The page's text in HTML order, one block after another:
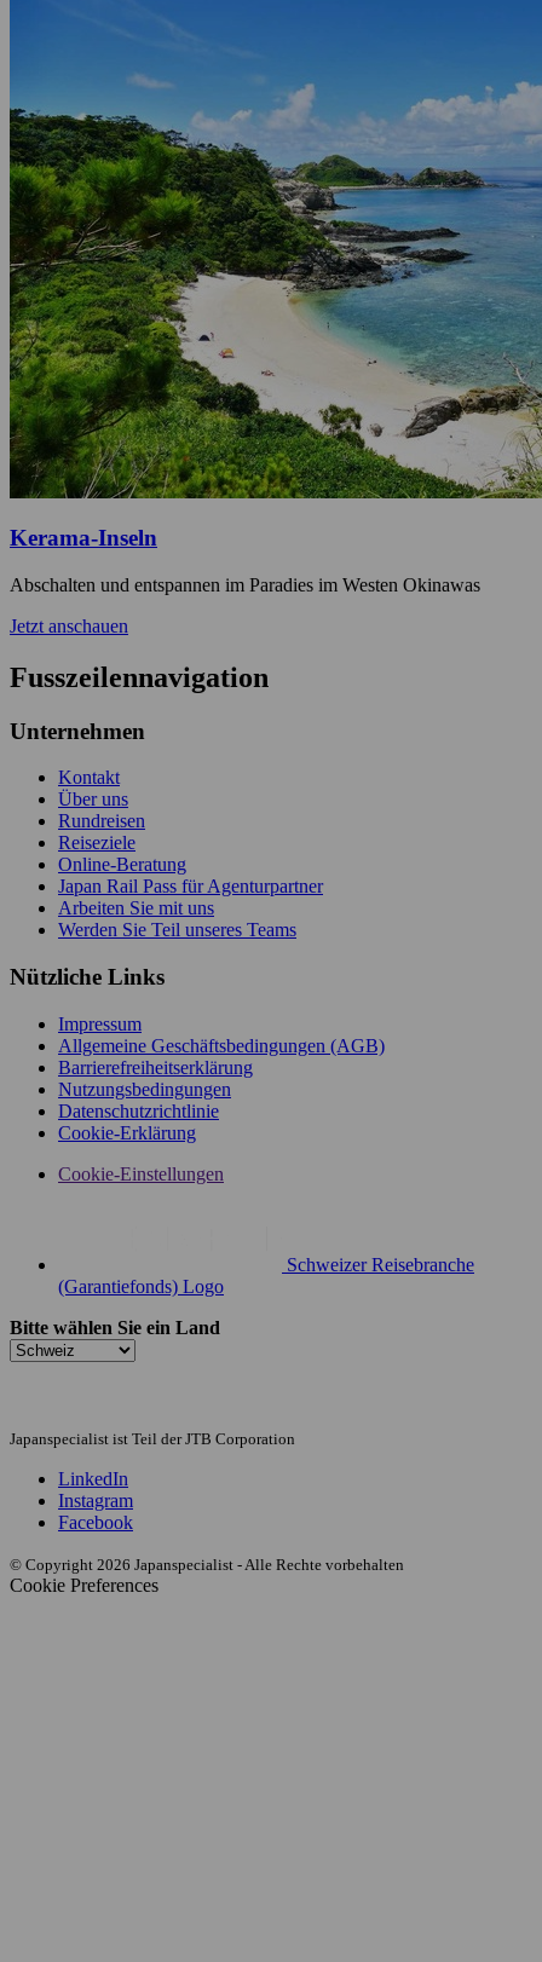
Kerama-Inseln
Abschalten und entspannen im Paradies im Westen Okinawas
Jetzt anschauen
Fusszeilennavigation
Unternehmen
Kontakt
Über uns
Rundreisen
Reiseziele
Online-Beratung
Japan Rail Pass für Agenturpartner
Arbeiten Sie mit uns
Werden Sie Teil unseres Teams
Nützliche Links
Impressum
Allgemeine Geschäftsbedingungen (AGB)
Barrierefreiheitserklärung
Nutzungsbedingungen
Datenschutzrichtlinie
Cookie-Erklärung
Cookie-Einstellungen
Schweizer Reisebranche
(Garantiefonds) Logo
Bitte wählen Sie ein Land
Japanspecialist ist Teil der JTB Corporation
LinkedIn
Instagram
Facebook
© Copyright 2026 Japanspecialist - Alle Rechte vorbehalten
Cookie Preferences